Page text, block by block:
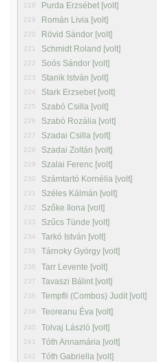
218 Purda Erzsébet [volt]
219 Román Livia [volt]
220 Rövid Sándor [volt]
221 Schmidt Roland [volt]
222 Soós Sándor [volt]
223 Stanik István [volt]
224 Stark Erzsebet [volt]
225 Szabó Csilla [volt]
226 Szabó Rozália [volt]
227 Szadai Csilla [volt]
228 Szadai Zoltán [volt]
229 Szalai Ferenc [volt]
230 Számtartó Kornélia [volt]
231 Széles Kálmán [volt]
232 Szőke Ilona [volt]
233 Szűcs Tünde [volt]
234 Tarkó István [volt]
235 Tárnoky György [volt]
236 Tarr Levente [volt]
237 Tavaszi Bálint [volt]
238 Tempfli (Combos) Judit [volt]
239 Teoreanu Éva [volt]
240 Tolvaj László [volt]
241 Tóth Annamária [volt]
242 Tóth Gabriella [volt]